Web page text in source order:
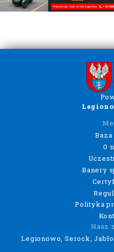
O
Banery
Polityka
Nasz
Legionowo, Serock,